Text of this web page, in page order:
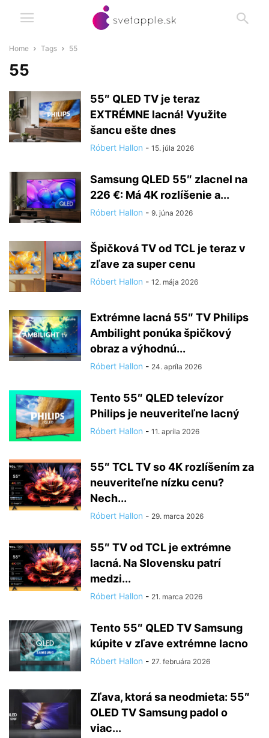
Home Tags 55
55
55″ QLED TV je teraz
EXTRÉMNE lacná! Využite
šancu ešte dnes
Róbert Hallon - 15. júla 2026
Samsung QLED 55″ zlacnel na
226 €: Má 4K rozlíšenie a...
Róbert Hallon - 9. júna 2026
Špičková TV od TCL je teraz v
zľave za super cenu
Róbert Hallon - 12. mája 2026
Extrémne lacná 55″ TV Philips
Ambilight ponúka špičkový
obraz a výhodnú...
Róbert Hallon - 24. apríla 2026
Tento 55″ QLED televízor
Philips je neuveriteľne lacný
Róbert Hallon - 11. apríla 2026
55″ TCL TV so 4K rozlíšením za
neuveriteľne nízku cenu?
Nech...
Róbert Hallon - 29. marca 2026
55″ TV od TCL je extrémne
lacná. Na Slovensku patrí
medzi...
Róbert Hallon - 21. marca 2026
Tento 55″ QLED TV Samsung
kúpite v zľave extrémne lacno
Róbert Hallon - 27. februára 2026
Zľava, ktorá sa neodmieta: 55″
OLED TV Samsung padol o
viac...